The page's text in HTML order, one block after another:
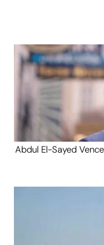
Abdul El-Sayed